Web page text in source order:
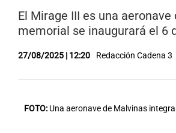
El Mirage III es una
memorial se inaugurará el 6
27/08/2025 | 12:20 Redacción Cadena 3
FOTO: Una aeronave de Malvinas